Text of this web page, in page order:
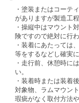
・塗装またはコーテ
がありますが製造工
・操縦中はマウント
険ですので絶対に行
・装着にあたっては
等をするなどし確実
・走行前、休憩時に
い。
・装着時または装着
対象物、ラムマウン
瑕疵がなく取付方法